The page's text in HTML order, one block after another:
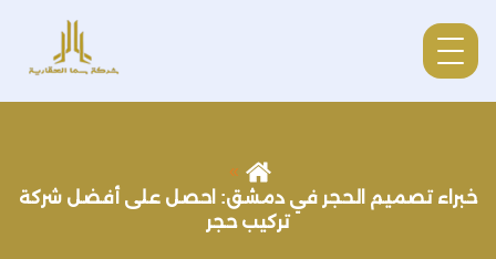
خبراء تصميم الحجر في دمشق: احصل على أفضل شركة
تركيب حجر